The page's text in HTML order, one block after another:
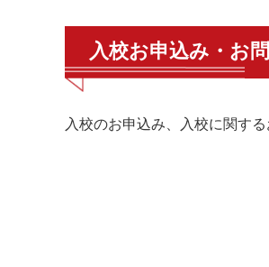
入校お申込み・お
入校のお申込み、入校に関す